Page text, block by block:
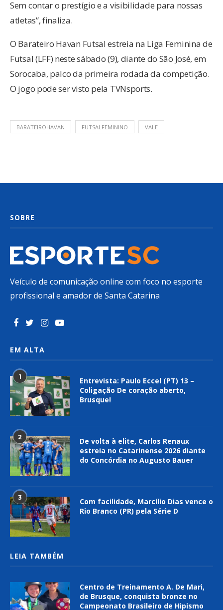
Sem contar o prestígio e a visibilidade para nossas
atletas”, finaliza.
O Barateiro Havan Futsal estreia na Liga Feminina de
Futsal (LFF) neste sábado (9), diante do São José, em
Sorocaba, palco da primeira rodada da competição.
O jogo pode ser visto pela TVNsports.
BARATEIROHAVAN FUTSALFEMININO VALE
SOBRE
Veículo de comunicação online com foco no esporte
profissional e amador de Santa Catarina
EM ALTA
1
Entrevista: Paulo Eccel (PT) 13 –
Coligação De coração aberto,
Brusque!
2
De volta à elite, Carlos Renaux
estreia no Catarinense 2026 diante
do Concórdia no Augusto Bauer
3
Com facilidade, Marcílio Dias vence o
Rio Branco (PR) pela Série D
LEIA TAMBÉM
Centro de Treinamento A. De Mari,
de Brusque, conquista bronze no
Campeonato Brasileiro de Hipismo